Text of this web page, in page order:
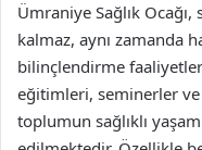
Ümraniye Sağlık
kalmaz, aynı zamanda
bilinçlendirme
eğitimleri, seminerler
toplumun sağlıklı